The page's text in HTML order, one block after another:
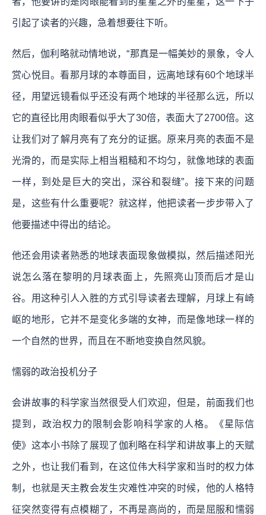
引起了读者的兴趣，急着想要往下听。
然后，伽利略就动情地说，“那真是一幅美妙的景象，令人
赏心悦目。看那月球的本尊面目，远离地球有60个地球半
径，用望远镜看似乎还没有两个地球的半径那么远，所以
它的直径比用肉眼看似乎大了30倍，表面大了2700倍。这
让我们对了解月亮有了充分的证据。原来月亮的表面不是
光滑的，而是实际上相当粗糙和不均匀，就像地球的表面
一样，到处是巨大的突出，深谷和裂缝”。接下来的问题
是，这些有什么重要呢？就这样，他把读者一步步带入了
他要描述中得出的结论。
他还会用读者熟悉的地球表面现象做模拟，然后描述阳光
说怎么落在黎明的月球表面上，先照亮山顶而后才是山
谷。用这种引人入胜的方式引导读者去理解，月球上有崎
岖的地形，它并不是变化多端的女神，而是像地球一样的
一个自然的世界，而且在不断地变换自然风貌。
懦弱的政治投机分子
会讲故事的科学家当然很受人们欢迎，但是，前面我们也
提到，政治权力的限制会影响科学家的人格。《星际信
使》这本小书除了展现了伽利略在科学和讲故事上的天赋
之外，也让我们看到，在这位伟大科学家和当时的权力体
制，也就是天主教会发生灾难性冲突的时候，他的人格特
征突然变得有点模糊了，不再是高尚的，而是屈服和懦弱